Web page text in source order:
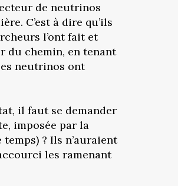
de neutrinos
C’est à dire qu’ils
l’ont fait et
du chemin, en tenant
neutrinos ont
il faut se demander
imposée par la
? Ils n’auraient
les ramenant